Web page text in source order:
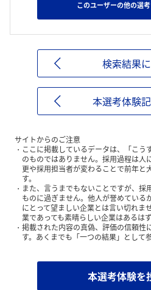
このユーザーの他の選
検索結果
本選考体験
サイトからのご注意
ここに掲載しているデータは、「こ
のものではありません。採用過程は人
更や採用担当者が変わることで前年と
す。
また、言うまでもないことですが、採
ものに過ぎません。他人が誉めている
にとって望ましい企業とは言い切れま
業であっても素晴らしい企業はあるはず
掲載された内容の真偽、評価の信頼性
す。あくまでも「一つの結果」として
本選考体験を